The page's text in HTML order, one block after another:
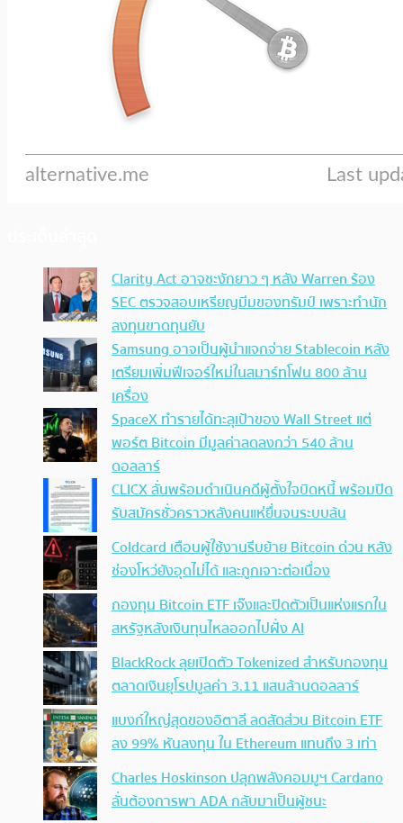
Clarity Act อาจชะงักยาว ๆ หลัง Warren ร้อง
SEC ตรวจสอบเหรียญมีมของทรัมป์ เพราะทำนัก
ลงทุนขาดทุนยับ
Samsung อาจเป็นผู้นำแจกจ่าย Stablecoin หลัง
เตรียมเพิ่มฟีเจอร์ใหม่ในสมาร์ทโฟน 800 ล้าน
เครื่อง
SpaceX ทำรายได้ทะลุเป้าของ Wall Street แต่
พอร์ต Bitcoin มีมูลค่าลดลงกว่า 540 ล้าน
ดอลลาร์
CLICX ลั่นพร้อมดำเนินคดีผู้ตั้งใจบิดหนี้ พร้อมปิด
รับสมัครชั่วคราวหลังคนแห่ยื่นจนระบบล้น
Coldcard เตือนผู้ใช้งานรีบย้าย Bitcoin ด่วน หลัง
ช่องโหว่ยังอุดไม่ได้ และถูกเจาะต่อเนื่อง
กองทุน Bitcoin ETF เจ๊งและปิดตัวเป็นแห่งแรกใน
สหรัฐหลังเงินทุนไหลออกไปฝั่ง AI
BlackRock ลุยเปิดตัว Tokenized สำหรับกองทุน
ตลาดเงินยุโรปมูลค่า 3.11 แสนล้านดอลลาร์
แบงก์ใหญ่สุดของอิตาลี ลดสัดส่วน Bitcoin ETF
ลง 99% หันลงทุน ใน Ethereum แทนถึง 3 เท่า
Charles Hoskinson ปลุกพลังคอมมูฯ Cardano
ลั่นต้องการพา ADA กลับมาเป็นผู้ชนะ